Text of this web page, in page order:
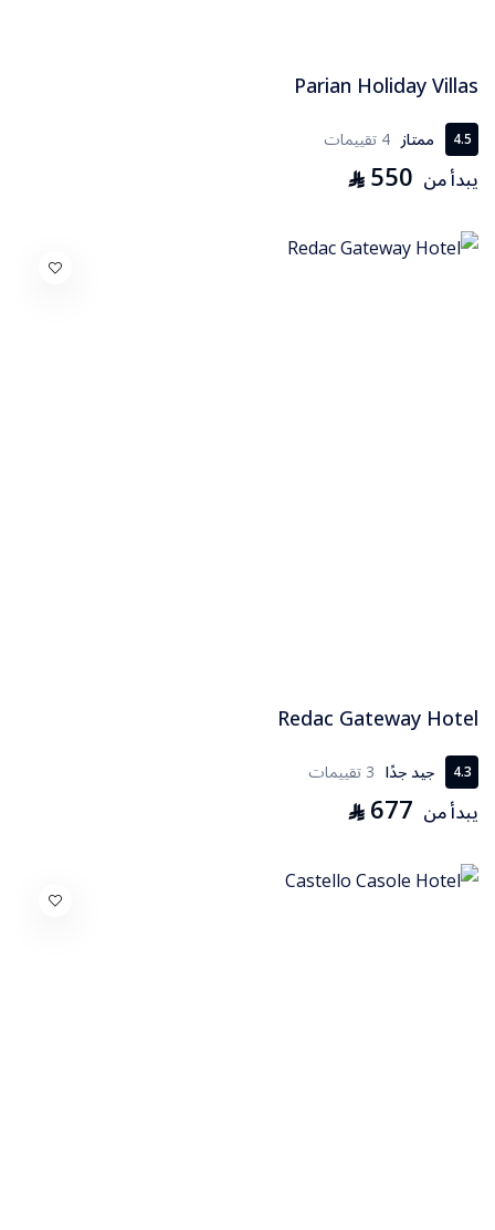
Parian Holiday Villas
4.5 ممتاز 4 تقييمات
يبدأ من 550
⃁
Redac Gateway Hotel
4.3 جيد جدًا 3 تقييمات
يبدأ من 677
⃁